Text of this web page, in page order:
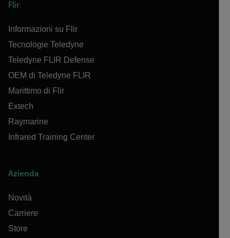
Flir
Informazioni su Flir
Tecnologie Teledyne
Teledyne FLIR Defense
OEM di Teledyne FLIR
Marittimo di Flir
Extech
Raymarine
Infrared Training Center
Azienda
Novità
Carriere
Store